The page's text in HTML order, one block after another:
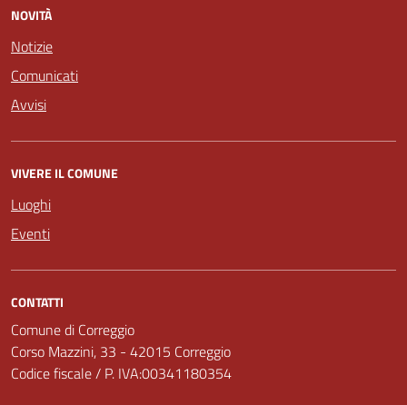
NOVITÀ
Notizie
Comunicati
Avvisi
VIVERE IL COMUNE
Luoghi
Eventi
CONTATTI
Comune di Correggio
Corso Mazzini, 33 - 42015 Correggio
Codice fiscale / P. IVA:00341180354